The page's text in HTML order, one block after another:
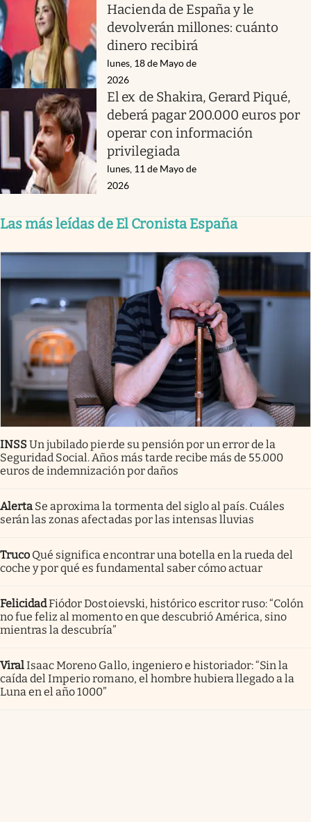
Hacienda de España y le
devolverán millones: cuánto
dinero recibirá
lunes, 18 de Mayo de
2026
El ex de Shakira, Gerard Piqué,
deberá pagar 200.000 euros por
operar con información
privilegiada
lunes, 11 de Mayo de
2026
Las más leídas de El Cronista España
INSSUn jubilado pierde su pensión por un error de la
Seguridad Social. Años más tarde recibe más de 55.000
euros de indemnización por daños
Alerta Se aproxima la tormenta del siglo al país. Cuáles
serán las zonas afectadas por las intensas lluvias
Truco Qué significa encontrar una botella en la rueda del
coche y por qué es fundamental saber cómo actuar
FelicidadFiódor Dostoievski, histórico escritor ruso: “Colón
no fue feliz al momento en que descubrió América, sino
mientras la descubría”
ViralIsaac Moreno Gallo, ingeniero e historiador: “Sin la
caída del Imperio romano, el hombre hubiera llegado a la
Luna en el año 1000”